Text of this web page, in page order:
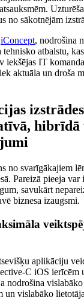
no sākotnējām
iConcept, nodrošina
atbalstu,
iekšējas IT
aktuāla un droša
izstrādes
hibrīdā
no svarīgākajiem
Pareizā pieeja var
savukārt
biznesa izaugsmi.
aplikāciju
C iOS ierīcēm
nodrošina
vislabāko